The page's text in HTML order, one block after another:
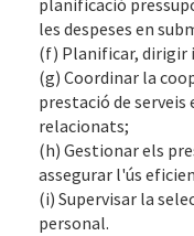
planificació
les despeses en
(f) Planificar, dirigir
(g) Coordinar la
prestació de
relacionats;
(h) Gestionar els
assegurar l'ús
(i) Supervisar la
personal.